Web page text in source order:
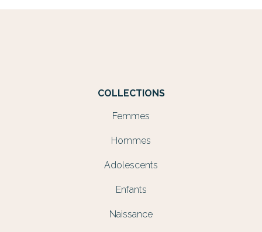
COLLECTIONS
Femmes
Hommes
Adolescents
Enfants
Naissance